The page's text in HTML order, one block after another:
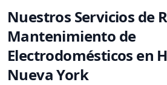
Nuestros Servicios de
Mantenimiento de
Electrodomésticos en
Nueva York